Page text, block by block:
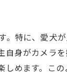
写真を撮るた
特に、愛犬
身がカメラ
めます。こ